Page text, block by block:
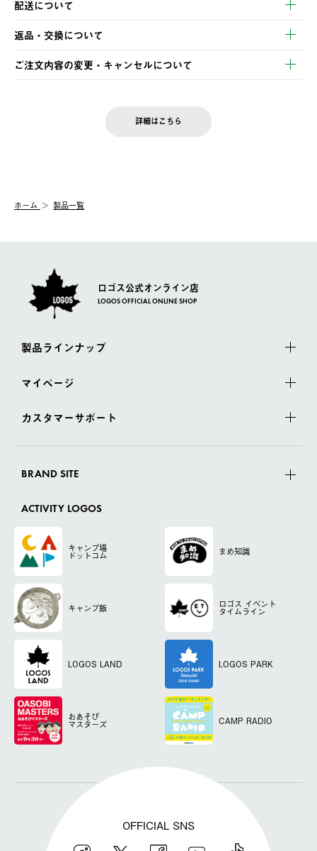
・クレジットカード決済
・コンビニ決済
・Pay-easy決済
配送について
【発送スケジュール】
ご注文・ご入金完了より2営業日以内に商品を発送いたします。
土日祝の発送はございませんので、木曜日以降のご注文は週明け
の発送となる場合がございます。
【配送業者】
佐川急便にて配送されます。
返品・交換について
※お客様都合の場合
お客様都合の返品にかかる送料は、お客様ご負担とさせていただ
一度お手元の商品を返品いただき、ご希望商品を再注文してくだ
ご注文内容の変更・キャンセルについて
LOGOS FAMILY会員の方は、会員マイページ内 購入履歴画面に
詳細はこちら
ホーム 製品一覧
ロゴス公式オンライン店
LOGOS OFFICIAL ONLINE SHOP
製品ラインナップ
マイページ
カスタマーサポート
BRAND SITE
ACTIVITY LOGOS
キャンプ場
ドットコム まめ知識
キャンプ飯 ロゴス イベント
タイムライン
LOGOS LAND LOGOS PARK
おあそび
マスターズ CAMP RADIO
OFFICIAL SNS